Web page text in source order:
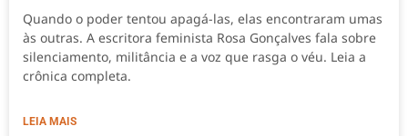
Quando o poder tentou apagá-las, elas encontraram umas
às outras. A escritora feminista Rosa Gonçalves fala sobre
silenciamento, militância e a voz que rasga o véu. Leia a
crônica completa.
LEIA MAIS